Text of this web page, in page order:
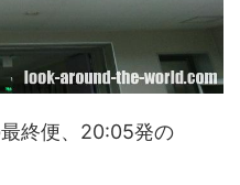
終便、20:05発の